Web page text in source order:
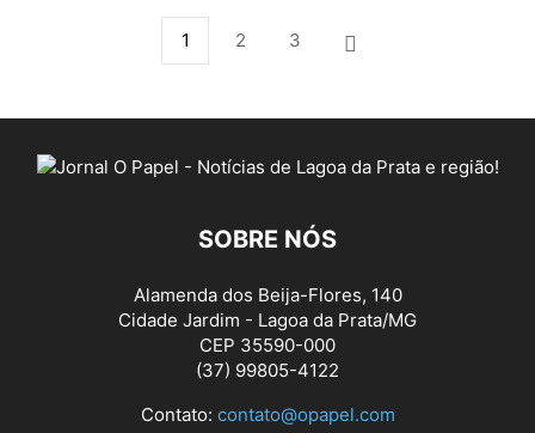
1 2 3
SOBRE NÓS
Alamenda dos Beija-Flores, 140
Cidade Jardim - Lagoa da Prata/MG
CEP 35590-000
(37) 99805-4122
Contato: contato@opapel.com